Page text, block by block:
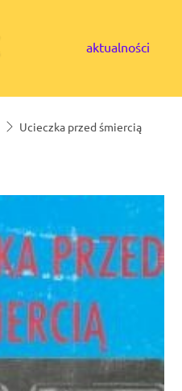
aktualności
Ucieczka przed śmiercią